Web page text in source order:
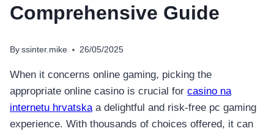
Comprehensive Guide
By ssinter.mike 26/05/2025
When it concerns online gaming, picking the
appropriate online casino is crucial for casino na
internetu hrvatskaa delightful and risk-free pc gaming
experience. With thousands of choices offered, it can